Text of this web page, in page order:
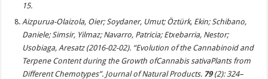
15.
Aizpurua-Olaizola, Oier; Soydaner, Umut; Öztürk, Ekin; Schibano,
Daniele; Simsir, Yilmaz; Navarro, Patricia; Etxebarria, Nestor;
Usobiaga, Aresatz (2016-02-02). “Evolution of the Cannabinoid and
Terpene Content during the Growth ofCannabis sativaPlants from
Different Chemotypes”. Journal of Natural Products. 79(2): 324–